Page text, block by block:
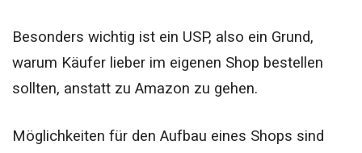
Besonders wichtig ist ein USP, also ein Grund,
warum Käufer lieber im eigenen Shop bestellen
sollten, anstatt zu Amazon zu gehen.
Möglichkeiten für den Aufbau eines Shops sind